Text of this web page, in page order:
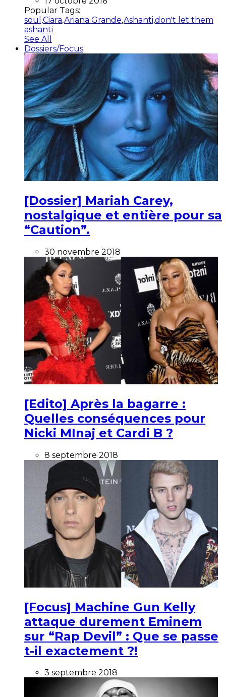
Popular Tags:
soul ,Ciara,Ariana Grande,Ashanti,don't let them
ashanti
See All
Dossiers/Focus
[Dossier] Mariah Carey,
nostalgique et entière pour sa
“Caution”.
30 novembre 2018
[Edito] Après la bagarre :
Quelles conséquences pour
Nicki MInaj et Cardi B ?
8 septembre 2018
[Focus] Machine Gun Kelly
attaque durement Eminem
sur “Rap Devil” : Que se passe
t-il exactement ?!
3 septembre 2018